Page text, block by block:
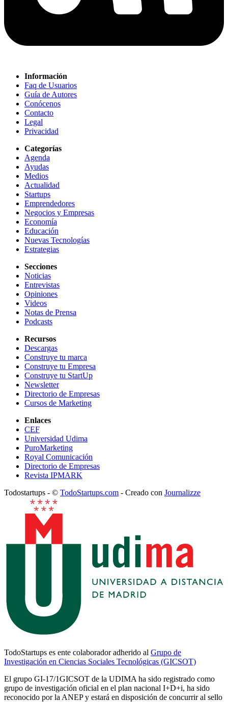
Información
Faq de Usuarios
Guía de Autores
Conócenos
Contacto
Legal
Privacidad
Categorías
Agenda
Ayudas
Medios
Actualidad
Startups
Emprendedores
Negocios y Empresas
Economía
Educación
Nuevas Tecnologías
Estrategias
Secciones
Noticias
Entrevistas
Opiniones
Videos
Notas de Prensa
Podcasts
Recursos
Descargas
Construye tu marca
Construye tu Empresa
Construye tu StartUp
Newsletter
Directorio de Empresas
Cursos de Marketing
Enlaces
CEF
Universidad Udima
PuroMarketing
Royal Comunicación
Directorio de Empresas
Revista IPMARK
Todostartups - © TodoStartups.com - Creado con Journalizze
TodoStartups es ente colaborador adherido al Grupo de
Investigación en Ciencias Sociales Tecnológicas (GICSOT)
El grupo GI-17/1GICSOT de la UDIMA ha sido registrado como
grupo de investigación oficial en el plan nacional I+D+i, ha sido
reconocido por la ANEP y estará en disposición de concurrir al sello